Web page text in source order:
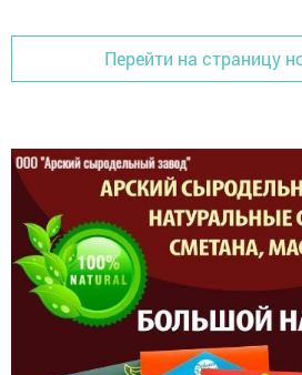
Перейти на страницу